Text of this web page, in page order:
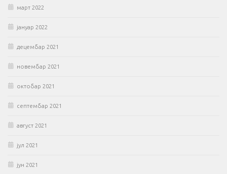
март 2022
јануар 2022
децембар 2021
новембар 2021
октобар 2021
септембар 2021
август 2021
јул 2021
јун 2021